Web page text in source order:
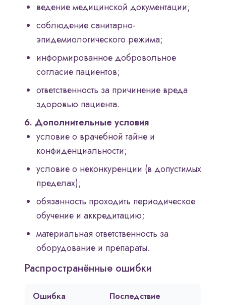
ведение медицинской документации;
соблюдение санитарно-
эпидемиологического режима;
информированное добровольное
согласие пациентов;
ответственность за причинение вреда
здоровью пациента.
6. Дополнительные условия
условие о врачебной тайне и
конфиденциальности;
условие о неконкуренции (в допустимых
пределах);
обязанность проходить периодическое
обучение и аккредитацию;
материальная ответственность за
оборудование и препараты.
Распространённые ошибки
Ошибка Последствие